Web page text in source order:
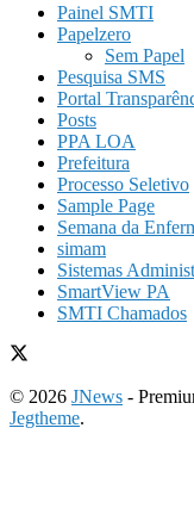
Painel SMTI
Papelzero
Sem Papel
Pesquisa SMS
Portal
Posts
PPA LOA
Prefeitura
Processo Seletivo
Sample Page
Semana da
simam
Sistemas
SmartView PA
SMTI Chamados
© 2026 JNews -
Jegtheme.